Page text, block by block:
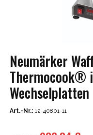
Neumärker
Thermocook®
Wechselplatten
Art.-Nr.: 12-40801-11